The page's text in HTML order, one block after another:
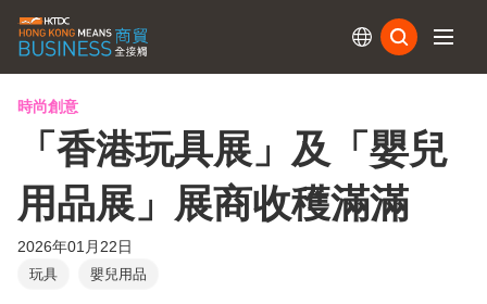
時尚創意
「香港玩具展」及「嬰兒
用品展」展商收穫滿滿
2026年01月22日
玩具 嬰兒用品